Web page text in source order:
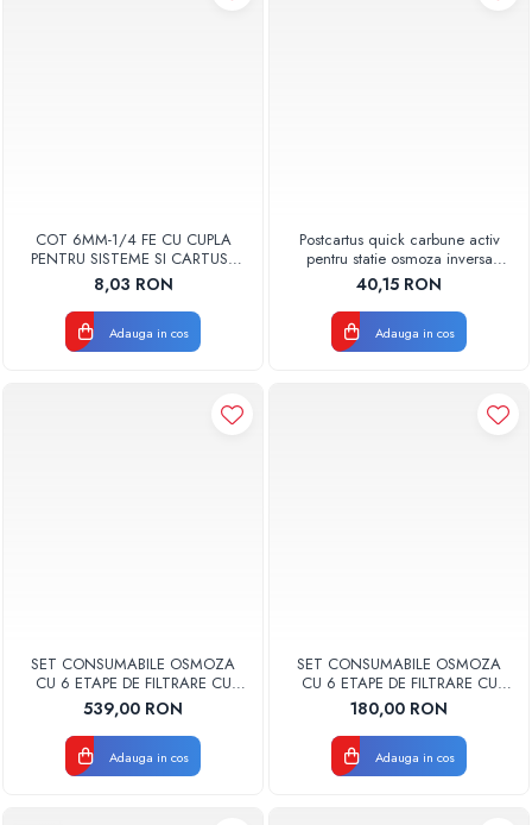
COT 6MM-1/4 FE CU CUPLA
PENTRU SISTEME SI CARTUSE
OSMOZA INVERSA
8,03 RON
Adauga in cos
Postcartus quick carbune activ
pentru statie osmoza inversa
AQUA07003010000 Aquapur
Valhoh Valrom
40,15 RON
Adauga in cos
SET CONSUMABILE OSMOZA
CU 6 ETAPE DE FILTRARE CU
MEMBRANA
539,00 RON
Adauga in cos
SET CONSUMABILE OSMOZA
CU 6 ETAPE DE FILTRARE CU
MINEREALIZARE
180,00 RON
Adauga in cos